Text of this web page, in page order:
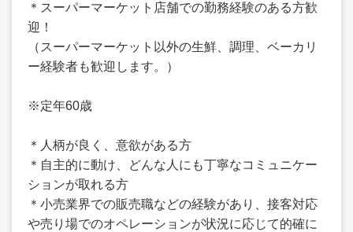
＊スーパーマーケット店舗での勤務経験のある方歓
迎！
（スーパーマーケット以外の生鮮、調理、ベーカリ
ー経験者も歓迎します。）
※定年60歳
＊人柄が良く、意欲がある方
＊自主的に動け、どんな人にも丁寧なコミュニケー
ションが取れる方
＊小売業界での販売職などの経験があり、接客対応
や売り場でのオペレーションが状況に応じて的確に